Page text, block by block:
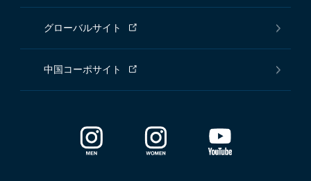
グローバルサイト
中国コーポサイト